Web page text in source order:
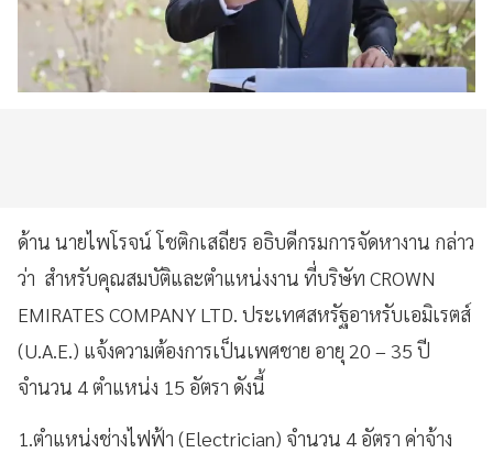
ด้าน นายไพโรจน์ โชติกเสถียร อธิบดีกรมการจัดหางาน กล่าว
ว่า สำหรับคุณสมบัติและตำแหน่งงาน ที่บริษัท CROWN
EMIRATES COMPANY LTD. ประเทศสหรัฐอาหรับเอมิเรตส์
(U.A.E.) แจ้งความต้องการเป็นเพศชาย อายุ 20 – 35 ปี
จำนวน 4 ตำแหน่ง 15 อัตรา ดังนี้
1.ตำแหน่งช่างไฟฟ้า (Electrician) จำนวน 4 อัตรา ค่าจ้าง